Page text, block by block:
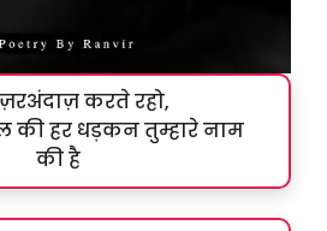
करते रहो,
की हर धड़कन तुम्हारे नाम
की है